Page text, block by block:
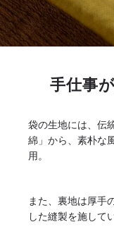
手仕事
袋の生地には、伝
綿」から、素朴な
用。
また、裏地は厚手
した縫製を施して